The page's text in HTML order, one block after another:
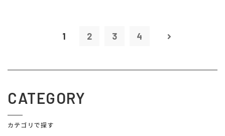
1 2 3 4
CATEGORY
カテゴリで探す